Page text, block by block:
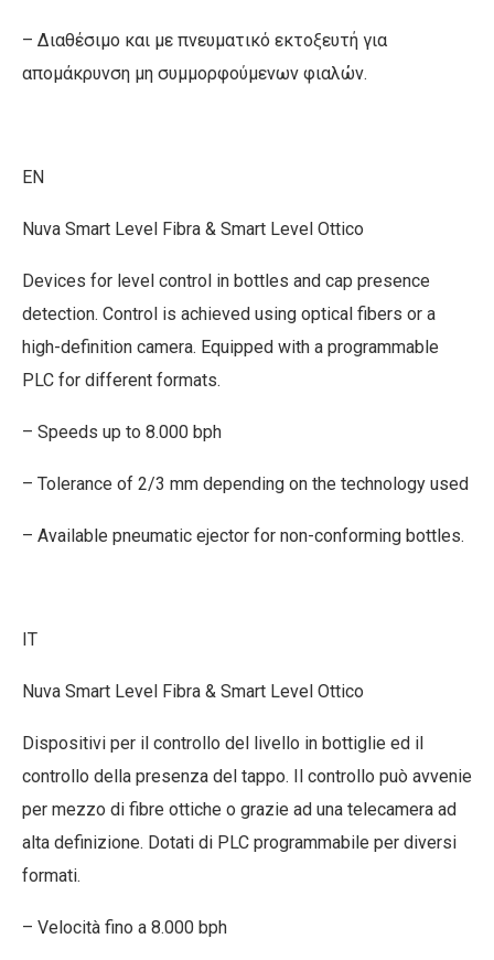
– Διαθέσιμο και με πνευματικό εκτοξευτή για
απομάκρυνση μη συμμορφούμενων φιαλών.
EN
Nuva Smart Level Fibra & Smart Level Ottico
Devices for level control in bottles and cap presence
detection. Control is achieved using optical fibers or a
high-definition camera. Equipped with a programmable
PLC for different formats.
– Speeds up to 8.000 bph
– Tolerance of 2/3 mm depending on the technology used
– Available pneumatic ejector for non-conforming bottles.
IT
Nuva Smart Level Fibra & Smart Level Ottico
Dispositivi per il controllo del livello in bottiglie ed il
controllo della presenza del tappo. Il controllo può avvenie
per mezzo di fibre ottiche o grazie ad una telecamera ad
alta definizione. Dotati di PLC programmabile per diversi
formati.
– Velocità fino a 8.000 bph